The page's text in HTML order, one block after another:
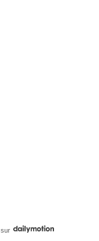
sur